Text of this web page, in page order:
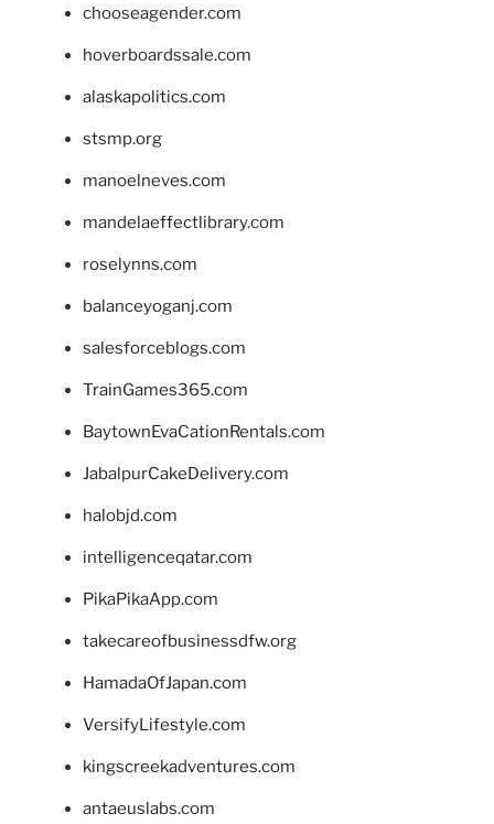
chooseagender.com
hoverboardssale.com
alaskapolitics.com
stsmp.org
manoelneves.com
mandelaeffectlibrary.com
roselynns.com
balanceyoganj.com
salesforceblogs.com
TrainGames365.com
BaytownEvaCationRentals.com
JabalpurCakeDelivery.com
halobjd.com
intelligenceqatar.com
PikaPikaApp.com
takecareofbusinessdfw.org
HamadaOfJapan.com
VersifyLifestyle.com
kingscreekadventures.com
antaeuslabs.com